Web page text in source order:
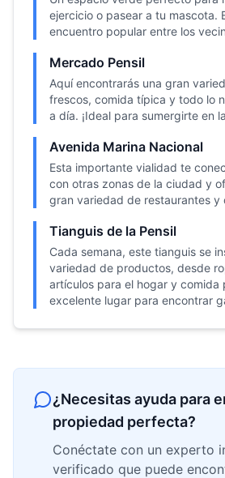
ejercicio o pasear a tu mascota.
encuentro popular entre los
Mercado Pensil
Aquí encontrarás una gran
frescos, comida típica y todo lo
a día. ¡Ideal para sumergirte en
Avenida Marina Nacional
Esta importante vialidad te
con otras zonas de la ciudad y
gran variedad de restaurantes y
Tianguis de la Pensil
Cada semana, este tianguis se
variedad de productos, desde
artículos para el hogar y comida
excelente lugar para encontrar
¿Necesitas ayuda para
propiedad perfecta?
Conéctate con un experto
verificado que puede